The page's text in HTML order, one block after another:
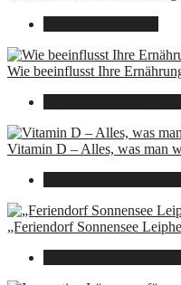
Wie beeinflusst Ihre
Vitamin D – Alles, was man
„Feriendorf Sonnensee